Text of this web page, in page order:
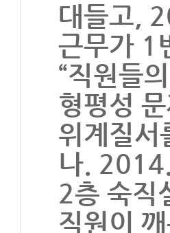
대들고,
근무가 1
“직원들
형평성
위계질서
나.
2층 숙직
직원이